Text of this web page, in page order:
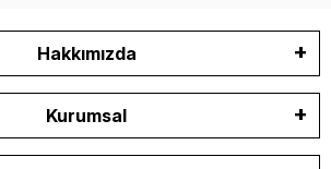
Hakkımızda
Kurumsal